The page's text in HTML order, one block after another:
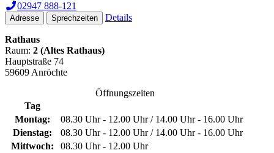
02947 888-121
Adresse Sprechzeiten Details
Rathaus
Raum: 2 (Altes Rathaus)
Hauptstraße 74
59609 Anröchte
Öffnungszeiten
Tag
Montag:
08.30 Uhr - 12.00 Uhr / 14.00 Uhr - 16.00 Uhr
Dienstag:
08.30 Uhr - 12.00 Uhr / 14.00 Uhr - 16.00 Uhr
Mittwoch:
08.30 Uhr - 12.00 Uhr